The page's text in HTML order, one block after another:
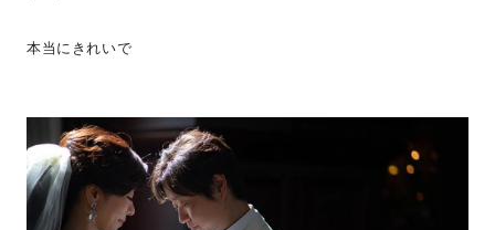
本当にきれいで